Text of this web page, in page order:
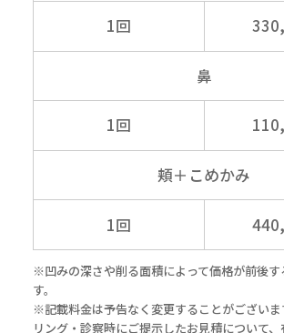
1回
鼻
1回
頬＋こめかみ
1回
※凹みの深さや削る面積によって価格が前後す
す。
※記載料金は予告なく変更することがございま
リング・診察時にご提示したお見積について